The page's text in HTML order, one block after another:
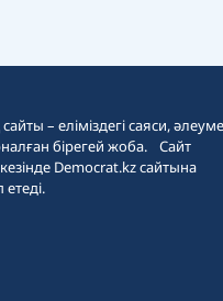
– еліміздегі саяси,
бірегей жоба. Сайт
Democrat.kz сайтына
етеді.